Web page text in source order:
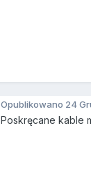
Opublikowano 24
Poskręcane kable